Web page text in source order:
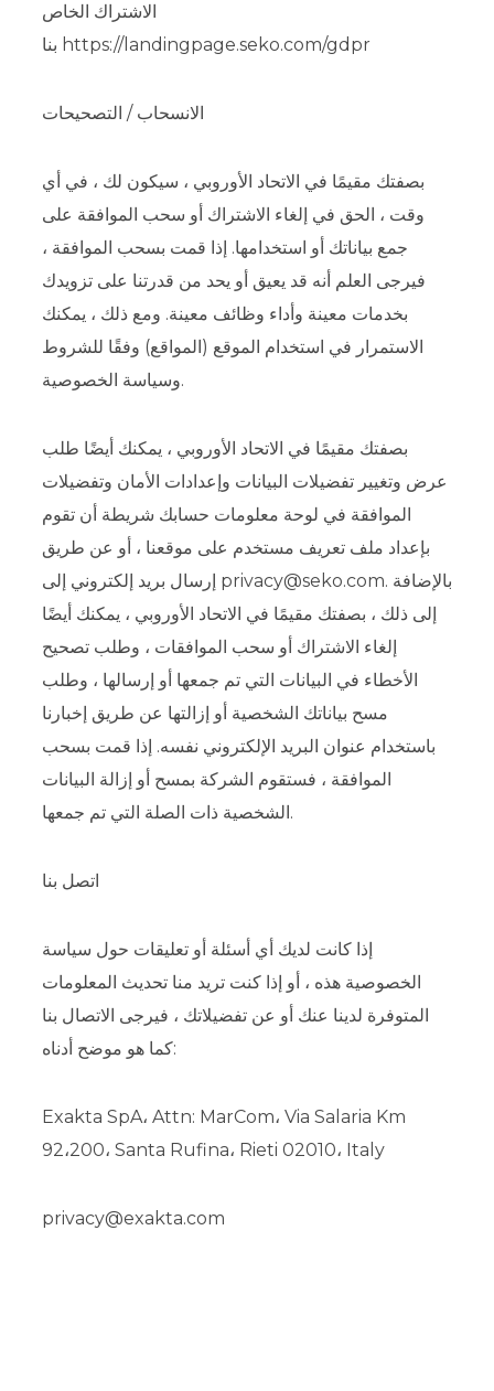
الاشتراك الخاص
بنا https://landingpage.seko.com/gdpr
الانسحاب / التصحيحات
بصفتك مقيمًا في الاتحاد الأوروبي ، سيكون لك ، في أي
وقت ، الحق في إلغاء الاشتراك أو سحب الموافقة على
جمع بياناتك أو استخدامها. إذا قمت بسحب الموافقة ،
فيرجى العلم أنه قد يعيق أو يحد من قدرتنا على تزويدك
بخدمات معينة وأداء وظائف معينة. ومع ذلك ، يمكنك
الاستمرار في استخدام الموقع (المواقع) وفقًا للشروط
وسياسة الخصوصية.
بصفتك مقيمًا في الاتحاد الأوروبي ، يمكنك أيضًا طلب
عرض وتغيير تفضيلات البيانات وإعدادات الأمان وتفضيلات
الموافقة في لوحة معلومات حسابك شريطة أن تقوم
بإعداد ملف تعريف مستخدم على موقعنا ، أو عن طريق
إرسال بريد إلكتروني إلى privacy@seko.com. بالإضافة
إلى ذلك ، بصفتك مقيمًا في الاتحاد الأوروبي ، يمكنك أيضًا
إلغاء الاشتراك أو سحب الموافقات ، وطلب تصحيح
الأخطاء في البيانات التي تم جمعها أو إرسالها ، وطلب
مسح بياناتك الشخصية أو إزالتها عن طريق إخبارنا
باستخدام عنوان البريد الإلكتروني نفسه. إذا قمت بسحب
الموافقة ، فستقوم الشركة بمسح أو إزالة البيانات
الشخصية ذات الصلة التي تم جمعها.
اتصل بنا
إذا كانت لديك أي أسئلة أو تعليقات حول سياسة
الخصوصية هذه ، أو إذا كنت تريد منا تحديث المعلومات
المتوفرة لدينا عنك أو عن تفضيلاتك ، فيرجى الاتصال بنا
كما هو موضح أدناه:
Exakta SpA، Attn: MarCom، Via Salaria Km
92،200، Santa Rufina، Rieti 02010، Italy
privacy@exakta.com